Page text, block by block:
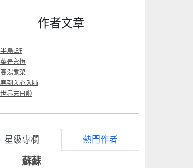
作者文章
半島c班
菜是永恆
高湯煮菜
寒到入心入肺
世界末日啦
星級專欄 熱門作者
蘇蘇